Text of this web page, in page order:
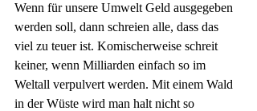
Wenn für unsere Umwelt Geld ausgegeben
werden soll, dann schreien alle, dass das
viel zu teuer ist. Komischerweise schreit
keiner, wenn Milliarden einfach so im
Weltall verpulvert werden. Mit einem Wald
in der Wüste wird man halt nicht so